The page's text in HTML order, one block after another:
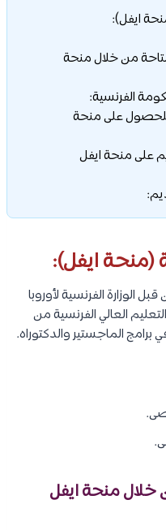
ايفل):
من خلال منحة
الفرنسية:
على منحة
على منحة ايفل
(منحة ايفل):
الوزارة الفرنسية لأوروبا
العالي الفرنسية من
الماجستير والدكتوراه.
خلال منحة ايفل